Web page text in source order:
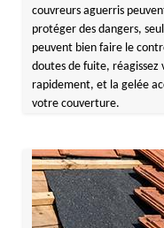
couvreurs aguerris
protéger des dangers,
peuvent bien faire le
doutes de fuite, réagissez
rapidement, et la gelée
votre couverture.